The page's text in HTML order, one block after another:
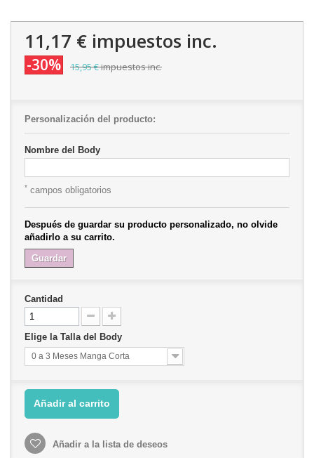
11,17 € impuestos inc.
-30% 15,95 €impuestos inc.
Personalización del producto:
Nombre del Body
* campos obligatorios
Después de guardar su producto personalizado, no olvide
añadirlo a su carrito.
Guardar
Cantidad
Elige la Talla del Body
0 a 3 Meses Manga Corta
Añadir al carrito
Añadir a la lista de deseos